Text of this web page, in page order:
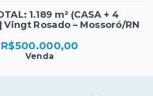
1.189 m² (CASA + 4
Vingt Rosado – Mossoró/RN
R$500.000,00
Venda